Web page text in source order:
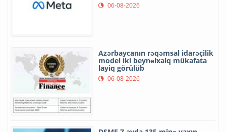
06-08-2026
Azərbaycanın rəqəmsal idarəçilik
model iki beynəlxalq mükafata
layiq görülüb
06-08-2026